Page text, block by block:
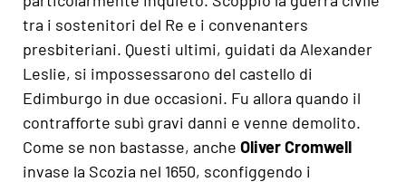
tra i sostenitori del Re e i convenanters
presbiteriani. Questi ultimi, guidati da Alexander
Leslie, si impossessarono del castello di
Edimburgo in due occasioni. Fu allora quando il
contrafforte subì gravi danni e venne demolito.
Come se non bastasse, anche Oliver Cromwell
invase la Scozia nel 1650, sconfiggendo i